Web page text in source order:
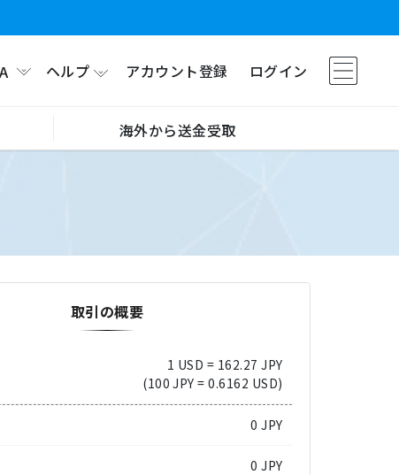
ヘルプ アカウント登録 ログイン
海外から送金受取
取引の概要
1 USD = 162.27 JPY
(100 JPY = 0.6162 USD)
0 JPY
0 JPY